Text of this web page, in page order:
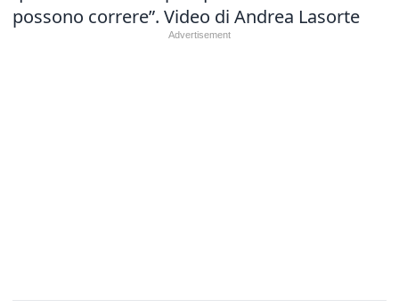
possono correre”. Video di Andrea Lasorte